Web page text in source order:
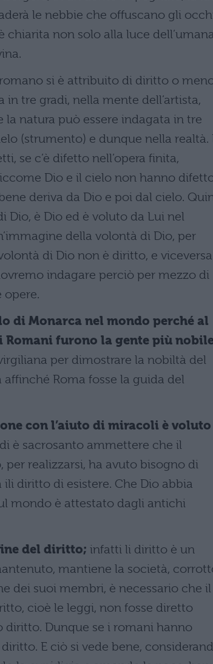
le nebbie che offuscano gli
non solo alla luce
si è attribuito di diritto o
in tre gradi, nella mente dell’artista,
natura può essere indagata in tre
(strumento) e dunque nella realtà.
se c’è difetto nell’opera finita,
Dio e il cielo non hanno
deriva da Dio e poi dal cielo.
Dio, è Dio ed è voluto da Lui nel
della volontà di Dio, per
di Dio non è diritto, e
indagare perciò per mezzo di
opere.
di Monarca nel mondo perché al
furono la gente più
per dimostrare la nobiltà del
Roma fosse la guida del
con l’aiuto di miracoli è voluto
è sacrosanto ammettere che il
per realizzarsi, ha avuto bisogno di
diritto di esistere. Che Dio abbia
mondo è attestato dagli antichi
del diritto; infatti li diritto è un
mantiene la società,
dei suoi membri, è necessario che il
cioè le leggi, non fosse diretto
diritto. Dunque se i romani hanno
E ciò si vede bene,